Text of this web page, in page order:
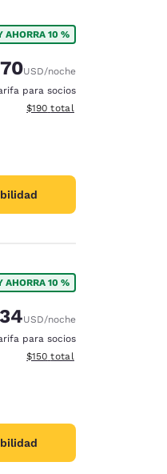
AHORRA 10 %
reducida:
USD/noche
para socios
Ver detalles totales
$190 total
AHORRA 10 %
reducida:
USD/noche
para socios
Ver detalles totales
$150 total